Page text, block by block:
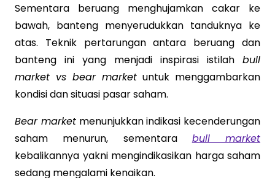
Sementara beruang menghujamkan cakar ke
bawah, banteng menyerudukkan tanduknya ke
atas. Teknik pertarungan antara beruang dan
banteng ini yang menjadi inspirasi istilah bull
market vs bear market untuk menggambarkan
kondisi dan situasi pasar saham.
Bear marketmenunjukkan indikasi kecenderungan
saham menurun, sementara bull market
kebalikannya yakni mengindikasikan harga saham
sedang mengalami kenaikan.